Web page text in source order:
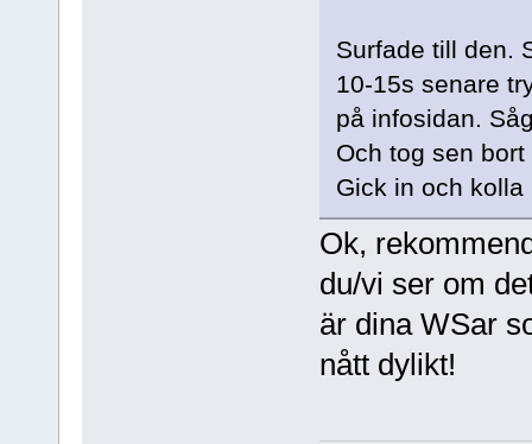
Surfade till den.
10-15s senare
på infosidan.
Och tog sen
Gick in och
Ok,
du/vi ser om
är dina WSar
nått dylikt!